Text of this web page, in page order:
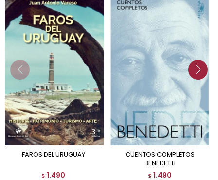
FAROS DEL URUGUAY
$ 1.490
CUENTOS COMPLETOS
BENEDETTI
$ 1.490